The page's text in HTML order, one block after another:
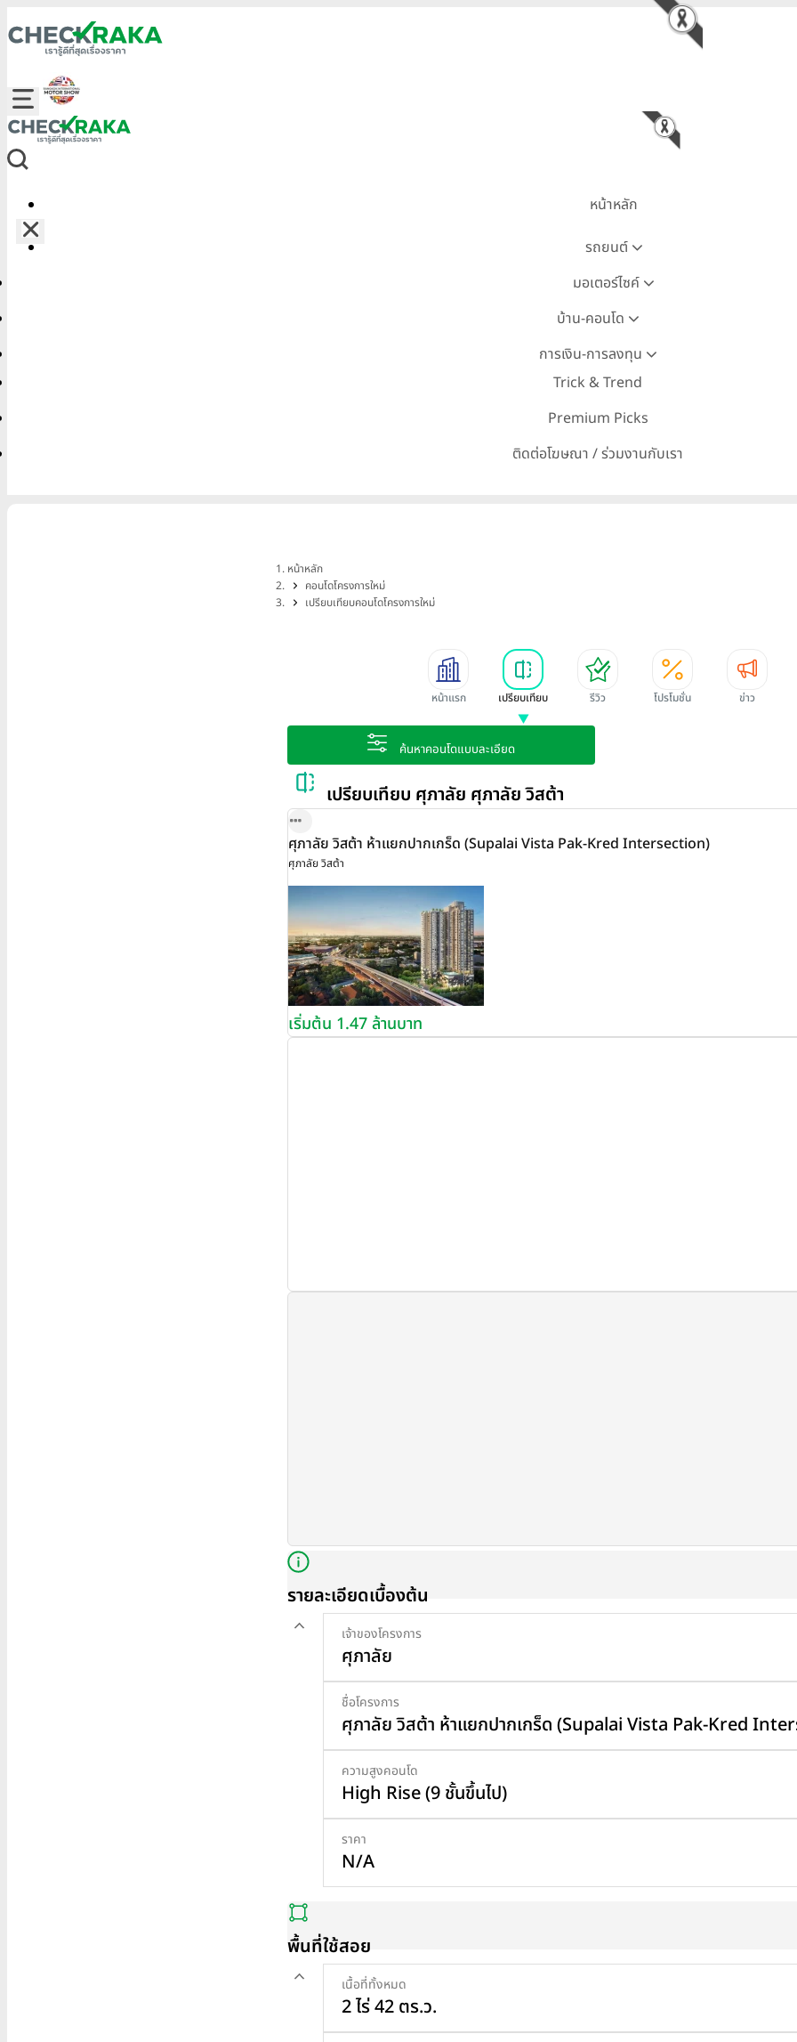
หน้าหลัก
รถยนต์
มอเตอร์ไซค์
บ้าน-คอนโด
การเงิน-การลงทุน
Trick & Trend
Premium Picks
ติดต่อโฆษณา / ร่วมงานกับเรา
หน้าหลัก
คอนโดโครงการใหม่
เปรียบเทียบคอนโดโครงการใหม่
หน้าแรก เปรียบเทียบ รีวิว โปรโมชั่น ข่าว
ค้นหาคอนโดแบบละเอียด
เปรียบเทียบ ศุภาลัย ศุภาลัย วิสต้า
ศุภาลัย วิสต้า ห้าแยกปากเกร็ด (Supalai Vista Pak-Kred Intersection)
ศุภาลัย วิสต้า
เริ่มต้น 1.47 ล้านบาท
รายละเอียดเบื้องต้น
เจ้าของโครงการ
ศุภาลัย
ชื่อโครงการ
ศุภาลัย วิสต้า ห้าแยกปากเกร็ด (Supalai Vista Pak-Kred
ความสูงคอนโด
High Rise (9 ชั้นขึ้นไป)
ราคา
N/A
พื้นที่ใช้สอย
เนื้อที่ทั้งหมด
2 ไร่ 42 ตร.ว.